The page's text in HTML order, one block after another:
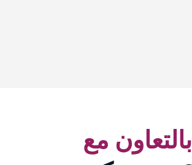
بالتعاون مع